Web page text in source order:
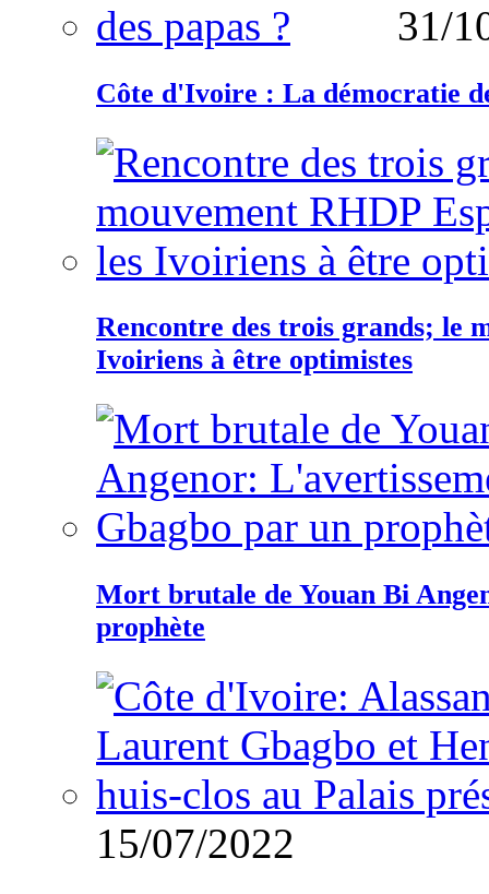
31/
Côte d'Ivoire : La démocratie
Rencontre des trois grands; le
Ivoiriens à être optimistes
Mort brutale de Youan Bi
prophète
15/07/2022